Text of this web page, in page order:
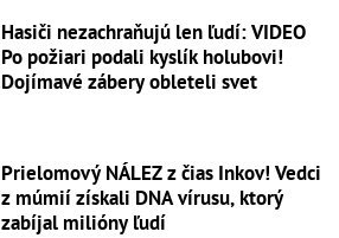
Hasiči nezachraňujú len ľudí: VIDEO
Po požiari podali kyslík holubovi!
Dojímavé zábery obleteli svet
Prielomový NÁLEZ z čias Inkov! Vedci
z múmií získali DNA vírusu, ktorý
zabíjal milióny ľudí